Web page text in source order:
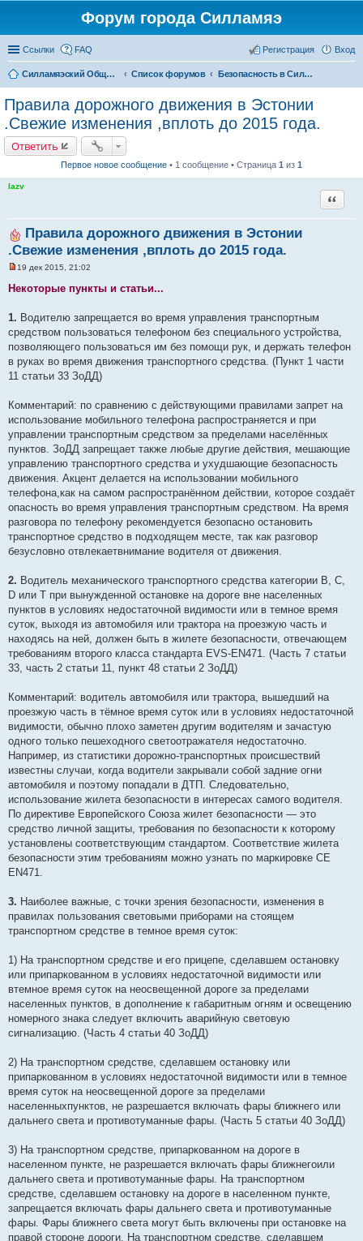
Форум города Силламяэ
Ссылки FAQ Вход
Регистрация
Силламяэский Общественный Новостной портал Список форумов Безопасность в Силламяэ
Правила дорожного движения в Эстонии
.Свежие изменения ,вплоть до 2015 года.
Ответить
Первое новое сообщение • 1 сообщение • Страница 1 из 1
lazv
Правила дорожного движения в Эстонии
.Свежие изменения ,вплоть до 2015 года.
Цитата
п
о
и
а
н
о
о
о
щ
е
и
е
19 дек 2015, 21:02
Некоторые пункты и статьи...
1. Водителю запрещается во время управления транспортным
средством пользоваться телефоном без специального устройства,
позволяющего пользоваться им без помощи рук, и держать телефон
в руках во время движения транспортного средства. (Пункт 1 части
11 статьи 33 ЗоДД)
Комментарий: по сравнению с действующими правилами запрет на
использование мобильного телефона распространяется и при
управлении транспортным средством за пределами населённых
пунктов. ЗоДД запрещает также любые другие действия, мешающие
управлению транспортного средства и ухудшающие безопасность
движения. Акцент делается на использовании мобильного
телефона,как на самом распространённом действии, которое создаёт
опасность во время управления транспортным средством. На время
разговора по телефону рекомендуется безопасно остановить
транспортное средство в подходящем месте, так как разговор
безусловно отвлекаетвнимание водителя от движения.
2. Водитель механического транспортного средства категории B, C,
D или T при вынужденной остановке на дороге вне населенных
пунктов в условиях недостаточной видимости или в темное время
суток, выходя из автомобиля или трактора на проезжую часть и
находясь на ней, должен быть в жилете безопасности, отвечающем
требованиям второго класса стандарта EVS-EN471. (Часть 7 статьи
33, часть 2 статьи 11, пункт 48 статьи 2 ЗоДД)
Комментарий: водитель автомобиля или трактора, вышедший на
проезжую часть в тёмное время суток или в условиях недостаточной
видимости, обычно плохо заметен другим водителям и зачастую
одного только пешеходного светоотражателя недостаточно.
Например, из статистики дорожно-транспортных происшествий
известны случаи, когда водители закрывали собой задние огни
автомобиля и поэтому попадали в ДТП. Следовательно,
использование жилета безопасности в интересах самого водителя.
По директиве Европейского Союза жилет безопасности — это
средство личной защиты, требования по безопасности к которому
установлены соответствующим стандартом. Соответствие жилета
безопасности этим требованиям можно узнать по маркировке CE
EN471.
3. Наиболее важные, с точки зрения безопасности, изменения в
правилах пользования световыми приборами на стоящем
транспортном средстве в темное время суток:
1) На транспортном средстве и его прицепе, сделавшем остановку
или припаркованном в условиях недостаточной видимости или
втемное время суток на неосвещенной дороге за пределами
населенных пунктов, в дополнение к габаритным огням и освещению
номерного знака следует включить аварийную световую
сигнализацию. (Часть 4 статьи 40 ЗоДД)
2) На транспортном средстве, сделавшем остановку или
припаркованном в условиях недостаточной видимости или в темное
время суток на неосвещенной дороге за пределами
населенныхпунктов, не разрешается включать фары ближнего или
дальнего света и противотуманные фары. (Часть 5 статьи 40 ЗоДД)
3) На транспортном средстве, припаркованном на дороге в
населенном пункте, не разрешается включать фары ближнегоили
дальнего света и противотуманные фары. На транспортном
средстве, сделавшем остановку на дороге в населенном пункте,
запрещается включать фары дальнего света и противотуманные
фары. Фары ближнего света могут быть включены при остановке на
правой стороне дороги. На транспортном средстве, сделавшем